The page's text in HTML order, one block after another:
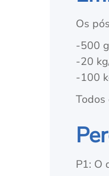
Os
-500
-20
-100
Todos
P1: O